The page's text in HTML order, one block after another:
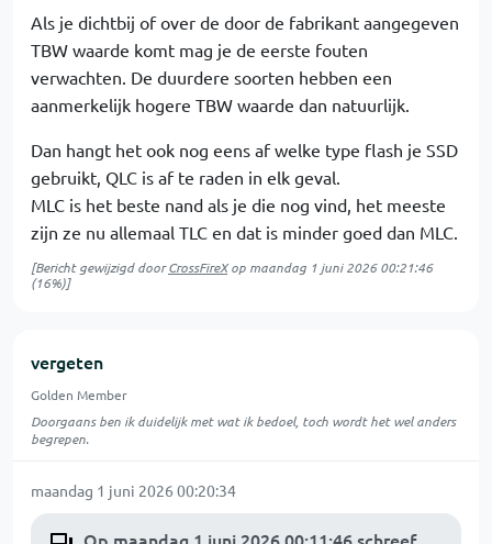
Als je dichtbij of over de door de fabrikant aangegeven
TBW waarde komt mag je de eerste fouten
verwachten. De duurdere soorten hebben een
aanmerkelijk hogere TBW waarde dan natuurlijk.
Dan hangt het ook nog eens af welke type flash je SSD
gebruikt, QLC is af te raden in elk geval.
MLC is het beste nand als je die nog vind, het meeste
zijn ze nu allemaal TLC en dat is minder goed dan MLC.
[Bericht gewijzigd doorCrossFireXop maandag 1 juni 2026 00:21:46
(16%)]
vergeten
Golden Member
Doorgaans ben ik duidelijk met wat ik bedoel, toch wordt het wel anders
begrepen.
maandag 1 juni 2026 00:20:34